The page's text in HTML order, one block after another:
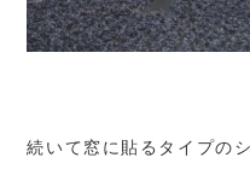
続いて窓に貼るタイプの